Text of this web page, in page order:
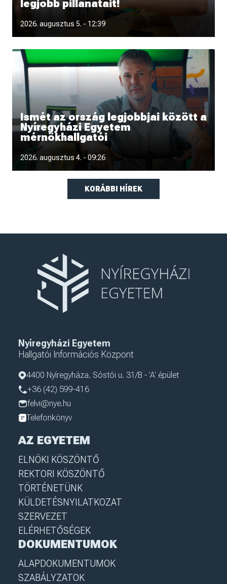
legjobb pillanatait!
Fotókon és videón is újra átélheted a Pont Ott Parti
2026. augusztus 5. - 12:39
Ismét az ország legjobbjai között a
Nyíregyházi Egyetem
mérnökhallgatói
„Úgy tűnik, kibéreltük a dobogó második fokát” - interjú
2026. augusztus 4. - 09:26
KORÁBBI HÍREK
Nyíregyházi Egyetem
Hallgatói Információs Központ
4400 Nyíregyháza, Sóstói u. 31/B - 'A' épület
+36 (42) 599-416
felvi@nye.hu
Telefonkönyv
AZ EGYETEM
ELNÖKI KÖSZÖNTŐ
REKTORI KÖSZÖNTŐ
TÖRTÉNETÜNK
KÜLDETÉSNYILATKOZAT
SZERVEZET
ELÉRHETŐSÉGEK
DOKUMENTUMOK
ALAPDOKUMENTUMOK
SZABÁLYZATOK